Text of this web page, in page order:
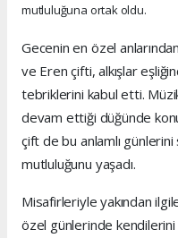
mutluluğuna ortak oldu.
Gecenin en özel
ve Eren çifti, alkışlar
tebriklerini kabul etti.
devam ettiği düğünde
çift de bu anlamlı
mutluluğunu yaşadı.
Misafirleriyle yakından
özel günlerinde kendilerini